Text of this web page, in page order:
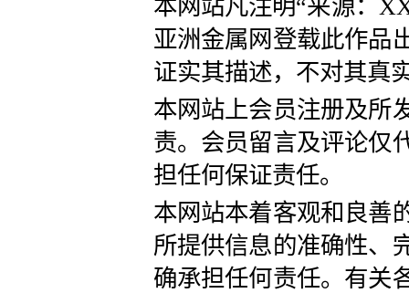
本网站凡注明“来源：
亚洲金属网登载此作品
证实其描述，不对其真
本网站上会员注册及所
责。会员留言及评论仅
担任何保证责任。
本网站本着客观和良善
所提供信息的准确性、
确承担任何责任。有关